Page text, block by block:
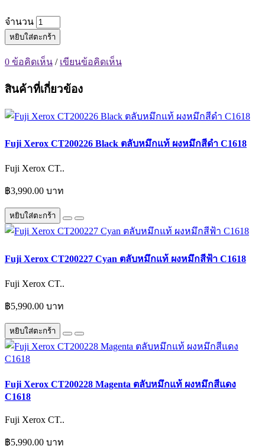
จำนวน
หยิบใส่ตะกร้า
0 ข้อคิดเห็น / เขียนข้อคิดเห็น
สินค้าที่เกี่ยวข้อง
Fuji Xerox CT200226 Black ตลับหมึกแท้ ผงหมึกสีดำ C1618
Fuji Xerox CT..
฿3,990.00 บาท
หยิบใส่ตะกร้า
Fuji Xerox CT200227 Cyan ตลับหมึกแท้ ผงหมึกสีฟ้า C1618
Fuji Xerox CT..
฿5,990.00 บาท
หยิบใส่ตะกร้า
Fuji Xerox CT200228 Magenta ตลับหมึกแท้ ผงหมึกสีแดง
C1618
Fuji Xerox CT..
฿5,990.00 บาท